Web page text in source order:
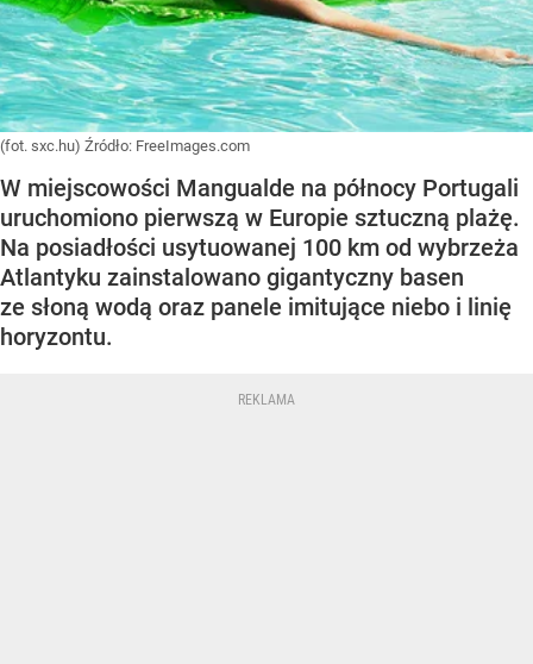
(fot. sxc.hu) Źródło: FreeImages.com
W miejscowości Mangualde na północy Portugali
uruchomiono pierwszą w Europie sztuczną plażę.
Na posiadłości usytuowanej 100 km od wybrzeża
Atlantyku zainstalowano gigantyczny basen
ze słoną wodą oraz panele imitujące niebo i linię
horyzontu.